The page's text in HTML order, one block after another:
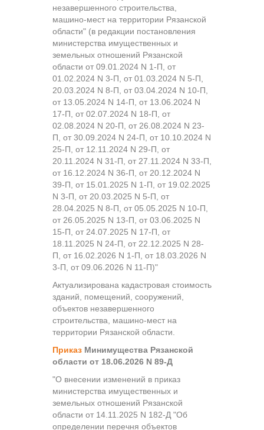
незавершенного строительства,
машино-мест на территории Рязанской
области" (в редакции постановления
министерства имущественных и
земельных отношений Рязанской
области от 09.01.2024 N 1-П, от
01.02.2024 N 3-П, от 01.03.2024 N 5-П,
20.03.2024 N 8-П, от 03.04.2024 N 10-П,
от 13.05.2024 N 14-П, от 13.06.2024 N
17-П, от 02.07.2024 N 18-П, от
02.08.2024 N 20-П, от 26.08.2024 N 23-
П, от 30.09.2024 N 24-П, от 10.10.2024 N
25-П, от 12.11.2024 N 29-П, от
20.11.2024 N 31-П, от 27.11.2024 N 33-П,
от 16.12.2024 N 36-П, от 20.12.2024 N
39-П, от 15.01.2025 N 1-П, от 19.02.2025
N 3-П, от 20.03.2025 N 5-П, от
28.04.2025 N 8-П, от 05.05.2025 N 10-П,
от 26.05.2025 N 13-П, от 03.06.2025 N
15-П, от 24.07.2025 N 17-П, от
18.11.2025 N 24-П, от 22.12.2025 N 28-
П, от 16.02.2026 N 1-П, от 18.03.2026 N
3-П, от 09.06.2026 N 11-П)"
Актуализирована кадастровая стоимость
зданий, помещений, сооружений,
объектов незавершенного
строительства, машино-мест на
территории Рязанской области.
Приказ Минимущества Рязанской
области от 18.06.2026 N 89-Д
"О внесении изменений в приказ
министерства имущественных и
земельных отношений Рязанской
области от 14.11.2025 N 182-Д "Об
определении перечня объектов